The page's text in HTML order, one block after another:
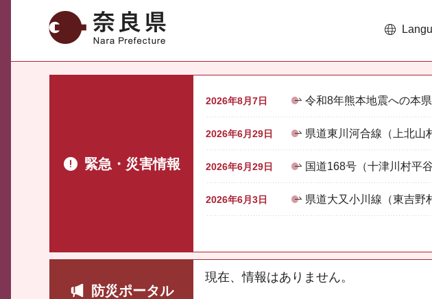
奈良県
緊急・災害情報
2026年8月7日 令和8年熊本地震への本
2026年6月29日 県道東川河合線（上北山
2026年6月29日 国道168号（十津川村平
2026年6月3日 県道大又小川線（東吉野
防災ポータル
現在、情報はありません。